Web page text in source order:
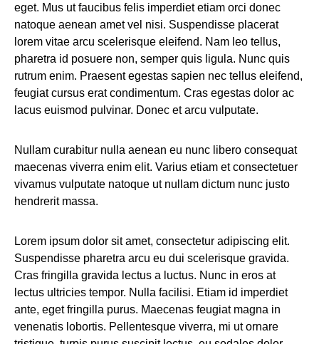
eget. Mus ut faucibus felis imperdiet etiam orci donec
natoque aenean amet vel nisi. Suspendisse placerat
lorem vitae arcu scelerisque eleifend. Nam leo tellus,
pharetra id posuere non, semper quis ligula. Nunc quis
rutrum enim. Praesent egestas sapien nec tellus eleifend,
feugiat cursus erat condimentum. Cras egestas dolor ac
lacus euismod pulvinar. Donec et arcu vulputate.
Nullam curabitur nulla aenean eu nunc libero consequat
maecenas viverra enim elit. Varius etiam et consectetuer
vivamus vulputate natoque ut nullam dictum nunc justo
hendrerit massa.
Lorem ipsum dolor sit amet, consectetur adipiscing elit.
Suspendisse pharetra arcu eu dui scelerisque gravida.
Cras fringilla gravida lectus a luctus. Nunc in eros at
lectus ultricies tempor. Nulla facilisi. Etiam id imperdiet
ante, eget fringilla purus. Maecenas feugiat magna in
venenatis lobortis. Pellentesque viverra, mi ut ornare